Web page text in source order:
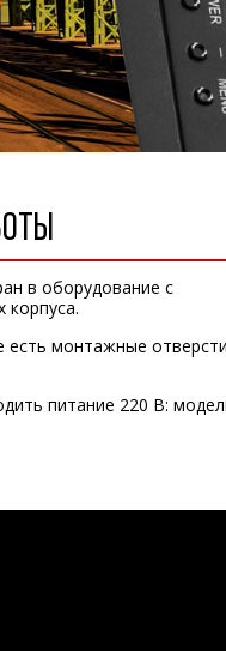
в оборудование с
монтажные
питание 220 В: